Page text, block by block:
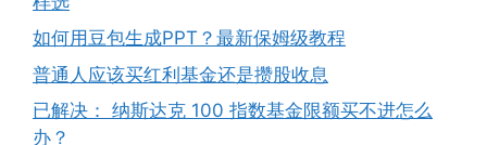
如何用豆包生成PPT？最新保姆级教程
普通人应该买红利基金还是攒股收息
已解决： 纳斯达克 100 指数基金限额买不进怎么
办？